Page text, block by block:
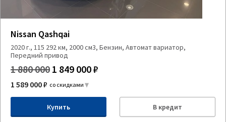
Nissan Qashqai
2020 г., 115 292 км, 2000 см3, Бензин, Автомат вариатор,
Передний привод
1 880 000 1 849 000 ₽
1 589 000 ₽ со скидками
Купить В кредит